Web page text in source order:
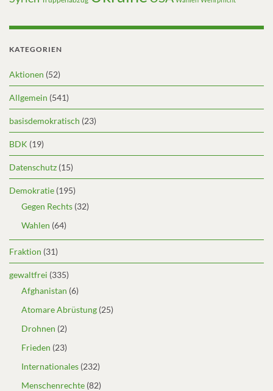
KATEGORIEN
Aktionen (52)
Allgemein (541)
basisdemokratisch (23)
BDK (19)
Datenschutz (15)
Demokratie (195)
Gegen Rechts (32)
Wahlen (64)
Fraktion (31)
gewaltfrei (335)
Afghanistan (6)
Atomare Abrüstung (25)
Drohnen (2)
Frieden (23)
Internationales (232)
Menschenrechte (82)